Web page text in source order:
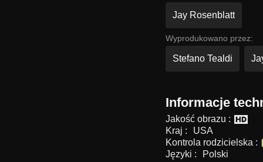
Jay Rosenblatt
Wyprodukowano przez:
Stefano Tealdi
Informacje
Jakość obrazu :
Kraj :
USA
Kontrola rodzicielska :
Języki :
Polski